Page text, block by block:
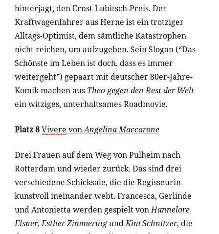
hinterjagt, den Ernst-Lubitsch-Preis. Der
Kraftwagenfahrer aus Herne ist ein trotziger
Alltags-Optimist, dem sämtliche Katastrophen
nicht reichen, um aufzugeben. Sein Slogan (“Das
Schönste im Leben ist doch, dass es immer
weitergeht”) gepaart mit deutscher 80er-Jahre-
Komik machen aus Theo gegen den Rest der Welt
ein witziges, unterhaltsames Roadmovie.
Platz 8Vivere vonAngelina Maccarone
Drei Frauen auf dem Weg von Pulheim nach
Rotterdam und wieder zurück. Das sind drei
verschiedene Schicksale, die die Regisseurin
kunstvoll ineinander webt. Francesca, Gerlinde
und Antonietta werden gespielt vonHannelore
Elsner,Esther ZimmeringundKim Schnitzer, die